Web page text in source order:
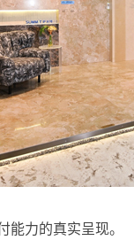
能力的真实呈现。